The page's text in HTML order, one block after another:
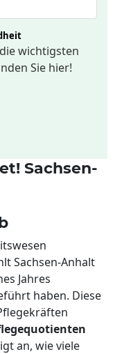
wichtigsten
Sie hier!
Sachsen-
Sachsen-Anhalt
Jahres
haben. Diese
an, wie viele